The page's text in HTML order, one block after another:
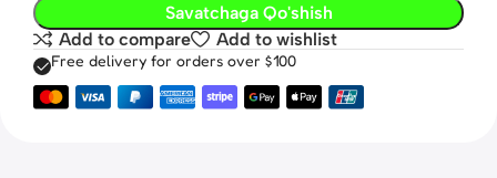
Savatchaga Qo'shish
Add to compare
Add to wishlist
Free delivery for orders over $100